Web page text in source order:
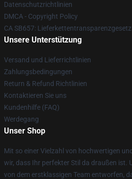
Datenschutzrichtlinien
DMCA - Copyright Policy
CA SB657: Lieferkettentransparenzgesetz
Unsere Unterstützung
Versand und Lieferrichtlinien
Zahlungsbedingungen
Return & Refund Richtlinien
Kontaktieren Sie uns
Kundenhilfe (FAQ)
Werdegang
Unser Shop
Mit so einer Vielzahl von hochwertigen
wir, dass Ihr perfekter Stil da draußen ist.
von dem erstklassigen Team entworfen,